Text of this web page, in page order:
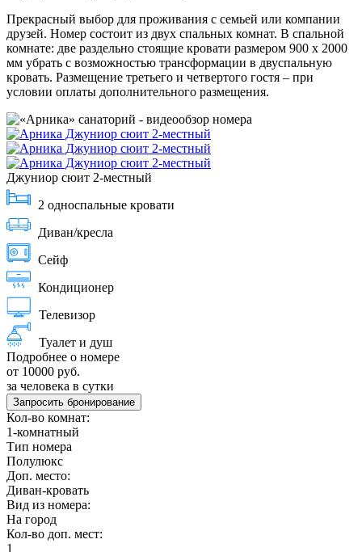
Прекрасный выбор для проживания с семьей или компании
друзей. Номер состоит из двух спальных комнат. В спальной
комнате: две раздельно стоящие кровати размером 900 х 2000
мм убрать с возможностью трансформации в двуспальную
кровать. Размещение третьего и четвертого гостя – при
условии оплаты дополнительного размещения.
Джуниор сюит 2-местный
2 односпальные кровати
Диван/кресла
Сейф
Кондиционер
Телевизор
Туалет и душ
Подробнее о номере
от 10000 руб.
за человека в сутки
Запросить бронирование
Кол-во комнат:
1-комнатный
Тип номера
Полулюкс
Доп. место:
Диван-кровать
Вид из номера:
На город
Кол-во доп. мест:
1